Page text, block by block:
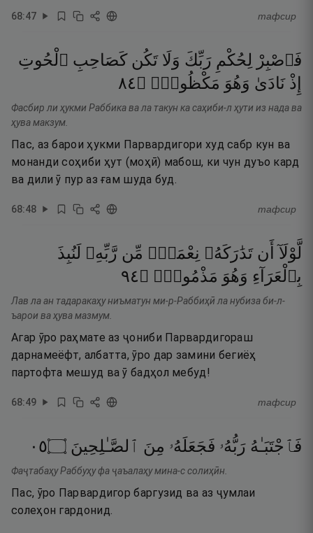
68:47 тафсир
فَٱصْبِرْ لِحُكْمِ رَبِّكَ وَلَا تَكُن كَصَاحِبِ ٱلْحُوتِ
إِذْ نَادَىٰ وَهُوَ مَكْظُومٌۭ ۝٤٨
Фасбир ли ҳукми Раббика ва ла такун ка саҳиби-л ҳути из нада ва
ҳува макзум.
Пас, аз барои ҳукми Парвардигори худ сабр кун ва
монанди соҳиби ҳут (моҳӣ) мабош, ки чун дуъо кард
ва дили ӯ пур аз ғам шуда буд.
68:48 тафсир
لَّوْلَآ أَن تَدَٰرَكَهُۥ نِعْمَةٌۭ مِّن رَّبِّهِۦ لَنُبِذَ
بِٱلْعَرَآءِ وَهُوَ مَذْمُومٌۭ ۝٤٩
Лав ла ан тадаракаҳу ниъматун ми-р-Раббиҳӣ ла нубиза би-л-
ъарои ва ҳува мазмум.
Агар ӯро раҳмате аз ҷониби Парвардигораш
дарнамеёфт, албатта, ӯро дар замини бегиёҳ
партофта мешуд ва ӯ бадҳол мебуд!
68:49 тафсир
فَٱجْتَبَـٰهُ رَبُّهُۥ فَجَعَلَهُۥ مِنَ ٱلصَّـٰلِحِينَ ۝٥٠
Фаҷтабаҳу Раббуҳу фа ҷаъалаҳу мина-с солиҳӣн.
Пас, ӯро Парвардигор баргузид ва аз ҷумлаи
солеҳон гардонид.